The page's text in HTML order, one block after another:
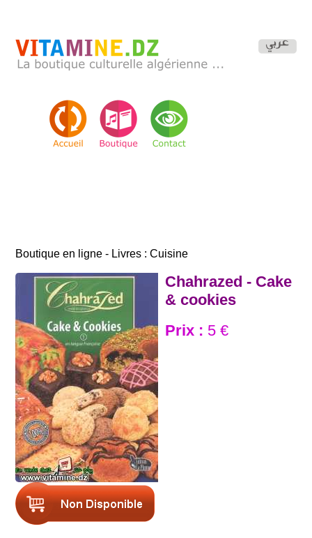
Boutique en ligne - Livres : Cuisine
Chahrazed - Cake
& cookies
Prix : 5 €